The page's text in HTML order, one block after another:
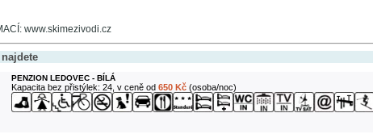
www.skimezivodi.cz
PENZION LEDOVEC - BÍLÁ
Kapacita bez přistýlek: 24, v ceně od 650 Kč(osoba/noc)